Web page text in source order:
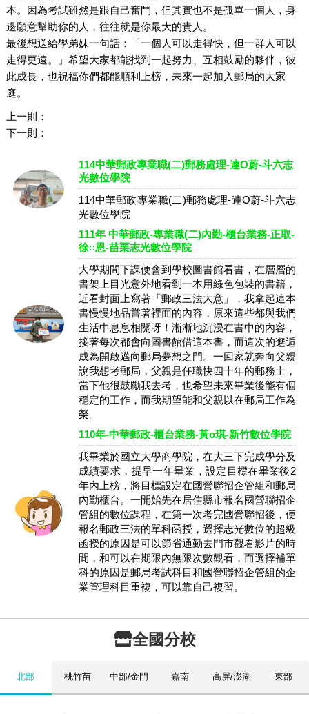
本。因為考試雖然是跟自己奮鬥，但其實也不是孤單一個人，身
邊願意幫助你的人，往往就是你最大的貴人。
最後想送給學弟妹一句話：「一個人可以走得快，但一群人可以
走得更遠。」希望大家都能找到一起努力、互相鼓勵的夥伴，彼
此成長，也祝福你們都能順利上榜，未來一起加入郵局的大家
庭。
上一則：
下一則：
114中華郵政專業職(二)郵務處理-連O蔚-斗六志
光數位學院
114中華郵政專業職(二)郵務處理-連O蔚-斗六志
光數位學院
111年 中華郵政-專業職(二)內勤-櫃台業務-正取-
徐○恩-苗栗志光數位學院
大學期間下課便會到學校圖書館看書，在層層的
書架上目光意外地看到一本用綠色包裝的書籍，
近看封面上寫著「郵政三法大意」，我拿起這本
書慢慢地品嘗著裡面的內容，原來這些都與我們
生活中息息相關呀！漸漸地沉浸在書中的內容，
接著每次都會向圖書館借這本書，而這次的邂逅
成為開啟邁向郵局夢想之門。一回家就奔向父親
說我想考郵局，父親是任職快四十年的郵務士，
當下他很鼓勵我去考，也希望未來畢業後能有個
穩定的工作，而我期望能和父親以在郵局工作為
榮。
110年-中華郵政-櫃台業務-黃o琪-新竹數位學院
我畢業於國立大學商學院，在大三下完成學分及
成績要求，提早一年畢業，設定目標在畢業後2
年內上榜，將目標設定在國營聯招企管組和郵局
內勤櫃台。一開始先在居住縣市報名國營聯招企
管組的數位課程，在第一次考完國營聯招後，便
報名郵政三法的單科函授，選擇志光數位的超級
函授的原因是可以節省通勤去門市觀看影片的時
間，和可以在期限內無限次數觀看，而選擇補單
科的原因是郵局考試科目和國營聯招企管組的企
業管理科目重複，可以靠自己複習。
全國分校
北部 桃竹苗 中部/金門 嘉南 高屏/澎湖 東部